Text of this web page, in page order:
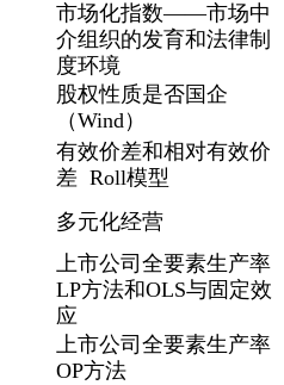
市场化指数——市场中
介组织的发育和法律制
度环境
股权性质是否国企
（Wind）
有效价差和相对有效价
差 Roll模型
多元化经营
上市公司全要素生产率
LP方法和OLS与固定效
应
上市公司全要素生产率
OP方法